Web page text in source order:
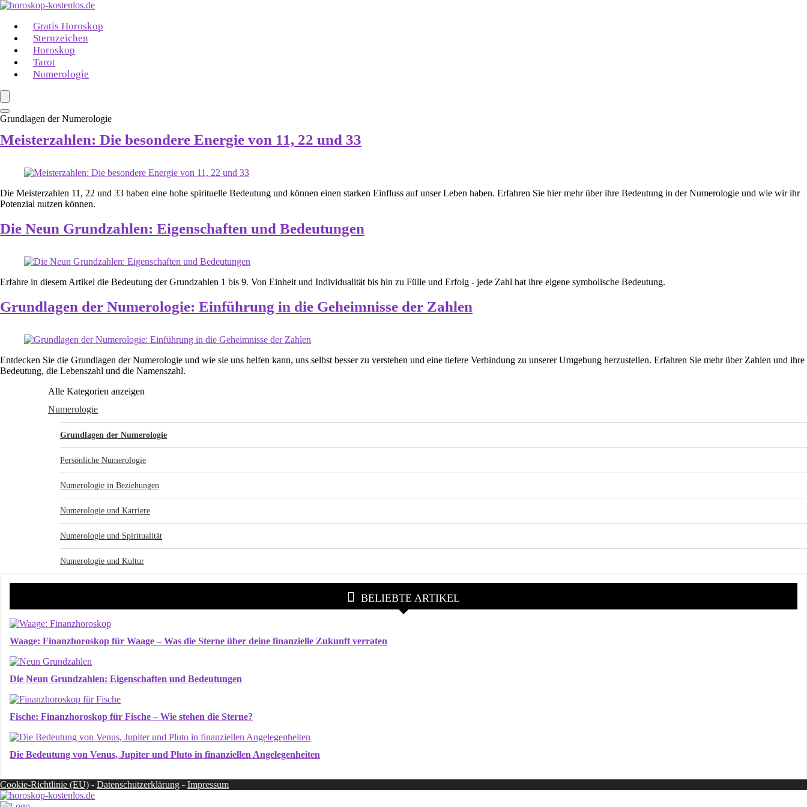
Gratis Horoskop
Sternzeichen
Horoskop
Tarot
Numerologie
Grundlagen der Numerologie
Meisterzahlen: Die besondere Energie von 11, 22 und 33
Die Meisterzahlen 11, 22 und 33 haben eine hohe spirituelle Bedeutung und können einen starken Einfluss auf unser Leben haben. Erfahren Sie hier mehr über ihre Bedeutung in der Numerologie und wie wir ihr
Potenzial nutzen können.
Die Neun Grundzahlen: Eigenschaften und Bedeutungen
Erfahre in diesem Artikel die Bedeutung der Grundzahlen 1 bis 9. Von Einheit und Individualität bis hin zu Fülle und Erfolg - jede Zahl hat ihre eigene symbolische Bedeutung.
Grundlagen der Numerologie: Einführung in die Geheimnisse der Zahlen
Entdecken Sie die Grundlagen der Numerologie und wie sie uns helfen kann, uns selbst besser zu verstehen und eine tiefere Verbindung zu unserer Umgebung herzustellen. Erfahren Sie mehr über Zahlen und ihre
Bedeutung, die Lebenszahl und die Namenszahl.
Alle Kategorien anzeigen
Numerologie
Grundlagen der Numerologie
Persönliche Numerologie
Numerologie in Beziehungen
Numerologie und Karriere
Numerologie und Spiritualität
Numerologie und Kultur
BELIEBTE ARTIKEL
Waage: Finanzhoroskop für Waage – Was die Sterne über deine finanzielle Zukunft verraten
Die Neun Grundzahlen: Eigenschaften und Bedeutungen
Fische: Finanzhoroskop für Fische – Wie stehen die Sterne?
Die Bedeutung von Venus, Jupiter und Pluto in finanziellen Angelegenheiten
Cookie-Richtlinie (EU) - Datenschutzerklärung - Impressum